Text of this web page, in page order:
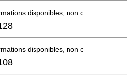
disponibles, non commandable
disponibles, non commandable